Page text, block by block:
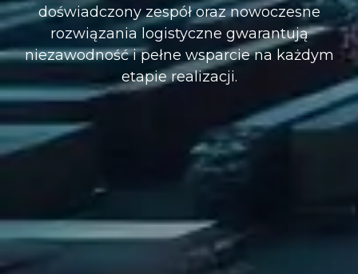
doświadczony zespół oraz nowoczesne
rozwiązania logistyczne gwarantują
niezawodność i pełne wsparcie na każdym
etapie realizacji.